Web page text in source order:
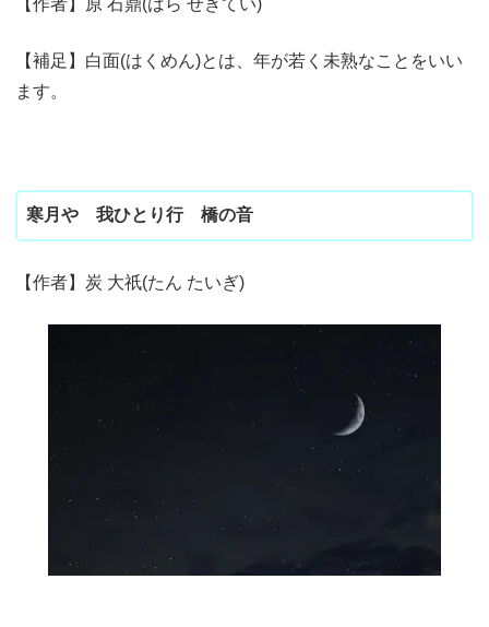
【補足】白面(はくめん)とは、年が若く未熟なことをいい
ます。
寒月や 我ひとり行 橋の音
【作者】炭 大祇(たん たいぎ)